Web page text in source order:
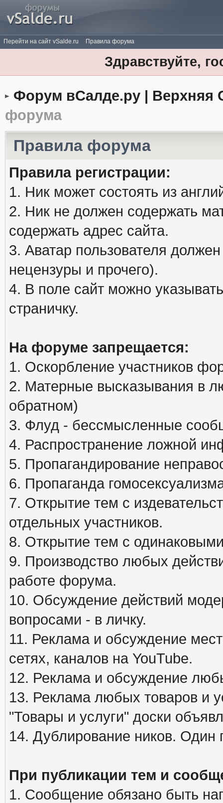
Перейти на сайт vSalde.ru Правила форума
Здравствуйте,
Форум вСалде.ру | Верхняя
форума
Правила форума
Правила регистрации:
1. Ник может состоять из
2. Ник не должен содержать
содержать адрес сайта.
3. Аватар пользователя
нецензуры и прочего).
4. В поле сайт можно
страничку.
На форуме запрещается:
1. Оскорбление участников
2. Матерные высказывания в
обратном)
3. Флуд - бессмысленные
4. Распространение ложной
5. Пропагандирование
6. Пропаганда
7. Открытие тем с
отдельных участников.
8. Открытие тем с
9. Производство любых
работе форума.
10. Обсуждение действий
вопросами - в личку.
11. Реклама и обсуждение
сетях, каналов на YouTube.
12. Реклама и обсуждение
13. Реклама любых товаров и
"Товары и услуги" доски
14. Дублирование ников. Один
При публикации тем и
1. Сообщение обязано быть